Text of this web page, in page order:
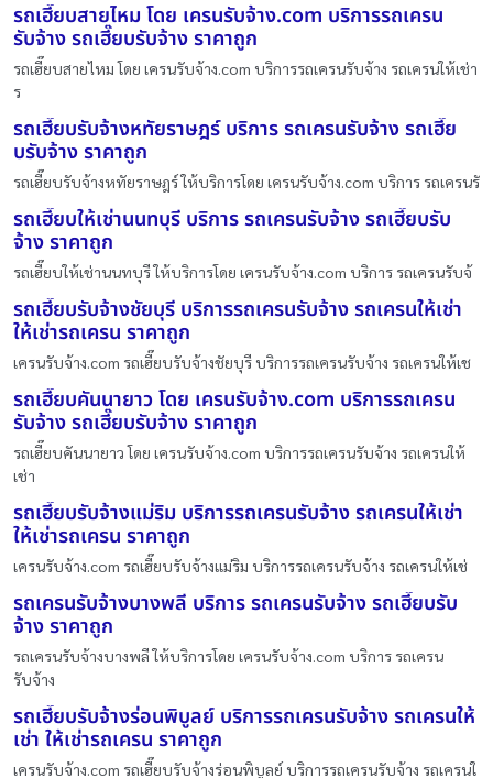
รถเฮี๊ยบสายไหม โดย เครนรับจ้าง.com บริการรถเครน
รับจ้าง รถเฮี๊ยบรับจ้าง ราคาถูก
รถเฮี๊ยบสายไหม โดย เครนรับจ้าง.com บริการรถเครนรับจ้าง รถเครนให้เช่า
ร
รถเฮี๊ยบรับจ้างหทัยราษฎร์ บริการ รถเครนรับจ้าง รถเฮี๊ย
บรับจ้าง ราคาถูก
รถเฮี๊ยบรับจ้างหทัยราษฎร์ ให้บริการโดย เครนรับจ้าง.com บริการ รถเครนรั
รถเฮี๊ยบให้เช่านนทบุรี บริการ รถเครนรับจ้าง รถเฮี๊ยบรับ
จ้าง ราคาถูก
รถเฮี๊ยบให้เช่านนทบุรี ให้บริการโดย เครนรับจ้าง.com บริการ รถเครนรับจ้
รถเฮี๊ยบรับจ้างชัยบุรี บริการรถเครนรับจ้าง รถเครนให้เช่า
ให้เช่ารถเครน ราคาถูก
เครนรับจ้าง.com รถเฮี๊ยบรับจ้างชัยบุรี บริการรถเครนรับจ้าง รถเครนให้เช
รถเฮี๊ยบคันนายาว โดย เครนรับจ้าง.com บริการรถเครน
รับจ้าง รถเฮี๊ยบรับจ้าง ราคาถูก
รถเฮี๊ยบคันนายาว โดย เครนรับจ้าง.com บริการรถเครนรับจ้าง รถเครนให้
เช่า
รถเฮี๊ยบรับจ้างแม่ริม บริการรถเครนรับจ้าง รถเครนให้เช่า
ให้เช่ารถเครน ราคาถูก
เครนรับจ้าง.com รถเฮี๊ยบรับจ้างแม่ริม บริการรถเครนรับจ้าง รถเครนให้เช่
รถเครนรับจ้างบางพลี บริการ รถเครนรับจ้าง รถเฮี๊ยบรับ
จ้าง ราคาถูก
รถเครนรับจ้างบางพลี ให้บริการโดย เครนรับจ้าง.com บริการ รถเครน
รับจ้าง
รถเฮี๊ยบรับจ้างร่อนพิบูลย์ บริการรถเครนรับจ้าง รถเครนให้
เช่า ให้เช่ารถเครน ราคาถูก
เครนรับจ้าง.com รถเฮี๊ยบรับจ้างร่อนพิบูลย์ บริการรถเครนรับจ้าง รถเครนใ